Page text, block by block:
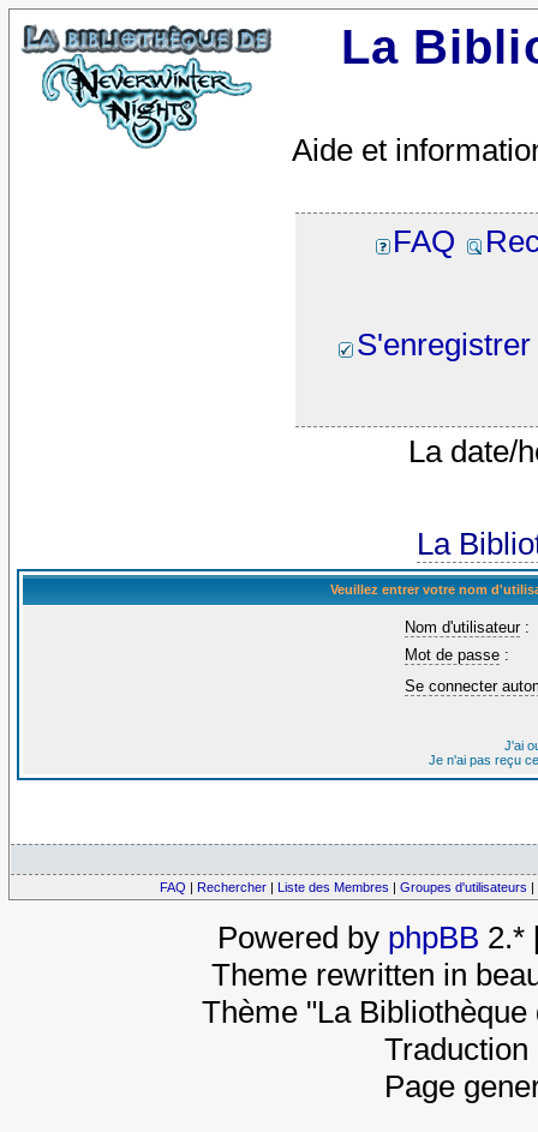
La
Aide et
FAQ
S'enregistrer
La date/
La
Veuillez entrer votre nom
Nom d'utilisateur:
Mot de passe :
Se connecter
J'ai
Je n'ai pas reçu
FAQ | Rechercher | Liste des Membres | Groupes d'utilisateurs |
Powered by phpBB 2.*
Theme rewritten in
Thème "La
Page